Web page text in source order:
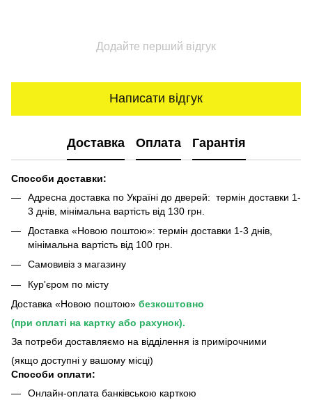
Додайте перший відгук
Написати відгук
Доставка Оплата Гарантія
Способи доставки:
Адресна доставка по Україні до дверей: термін доставки 1-
3 днів, мінімальна вартість від 130 грн.
Доставка «Новою поштою»: термін доставки 1-3 днів,
мінімальна вартість від 100 грн.
Самовивіз з магазину
Кур'єром по місту
Доставка «Новою поштою» безкоштовно
(при оплаті на картку або рахунок).
За потреби доставляємо на відділення із примірочними
(якщо доступні у вашому місці)
Способи оплати:
Онлайн-оплата банківською карткою